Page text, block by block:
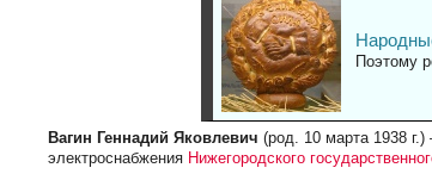
Поэтому
Вагин Геннадий Яковлевич (род. 10 марта 1938
электроснабжения Нижегородского